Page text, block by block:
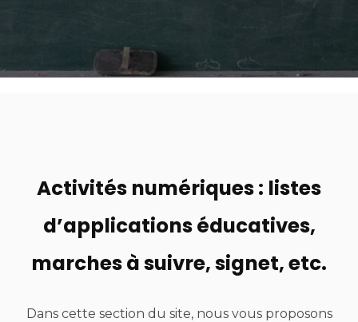
Activités numériques : listes
d’applications éducatives,
marches à suivre, signet, etc.
Dans cette section du site, nous vous proposons